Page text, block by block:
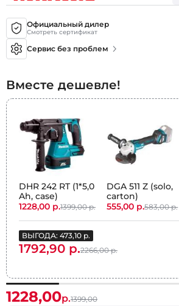
Официальный дилер
Смотреть сертификат
Сервис без проблем
Вместе дешевле!
DHR 242 RT (1*5,0
Ah, case)
1228,00 р.1399,00 р.
DGA 511 Z (solo,
carton)
555,00 р.583,00 р.
ВЫГОДА: 473,10 р.
1792,90 р.2266,00 р.
1228,00р.1399,00